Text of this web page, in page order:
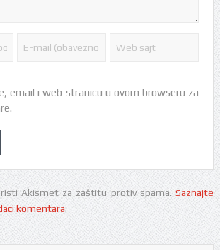
email i web stranicu u ovom browseru za
Akismet za zaštitu protiv spama.Saznajte
komentara.